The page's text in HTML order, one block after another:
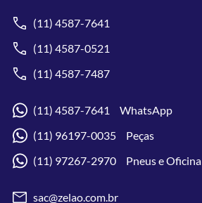
(11) 4587-7641
(11) 4587-0521
(11) 4587-7487
(11) 4587-7641 WhatsApp
(11) 96197-0035 Peças
(11) 97267-2970 Pneus e Oficina
sac@zelao.com.br